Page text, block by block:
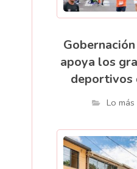
apoya los
deportivos
Lo